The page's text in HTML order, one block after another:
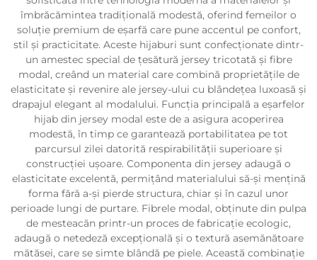
îmbrăcămintea tradițională modestă, oferind femeilor o
soluție premium de eșarfă care pune accentul pe confort,
stil și practicitate. Aceste hijaburi sunt confecționate dintr-
un amestec special de țesătură jersey tricotată și fibre
modal, creând un material care combină proprietățile de
elasticitate și revenire ale jersey-ului cu blândețea luxoasă și
drapajul elegant al modalului. Funcția principală a eșarfelor
hijab din jersey modal este de a asigura acoperirea
modestă, în timp ce garantează portabilitatea pe tot
parcursul zilei datorită respirabilității superioare și
construcției ușoare. Componenta din jersey adaugă o
elasticitate excelentă, permițând materialului să-și mențină
forma fără a-și pierde structura, chiar și în cazul unor
perioade lungi de purtare. Fibrele modal, obținute din pulpa
de mesteacăn printr-un proces de fabricație ecologic,
adaugă o netedeză excepțională și o textură asemănătoare
mătăsei, care se simte blândă pe piele. Această combinație